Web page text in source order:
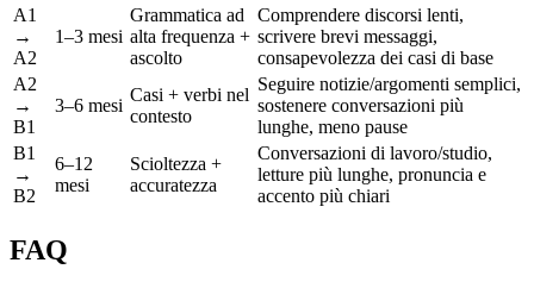
A1
→
A2
1–3 mesi
Grammatica ad
alta frequenza +
ascolto
Comprendere discorsi lenti,
scrivere brevi messaggi,
consapevolezza dei casi di base
A2
→
B1
3–6 mesi
Casi + verbi nel
contesto
Seguire notizie/argomenti semplici,
sostenere conversazioni più
lunghe, meno pause
B1
→
B2
6–12
mesi
Scioltezza +
accuratezza
Conversazioni di lavoro/studio,
letture più lunghe, pronuncia e
accento più chiari
FAQ